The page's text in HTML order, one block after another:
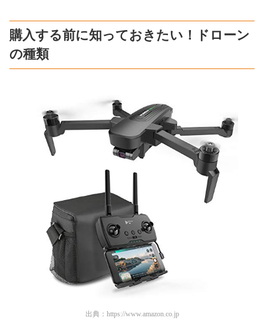
購入する前に知っておきたい！ドローン
の種類
出典： https://www.amazon.co.jp